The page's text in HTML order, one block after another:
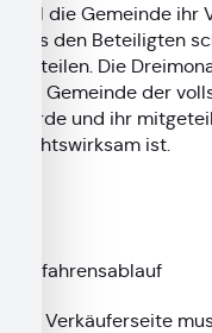
Will die Gemeinde ihr
dies den Beteiligten
mitteilen. Die
der Gemeinde der
wurde und ihr
rechtswirksam ist.
Verfahrensablauf
Die Verkäuferseite